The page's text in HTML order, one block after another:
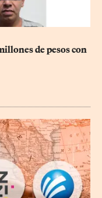
de pesos con